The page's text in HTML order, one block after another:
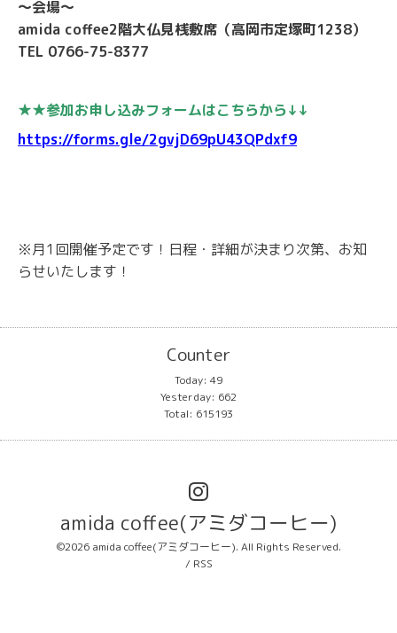
〜会場〜
amida coffee2階大仏見桟敷席（高岡市定塚町1238）
TEL 0766-75-8377
★★参加お申し込みフォームはこちらから↓↓
https://forms.gle/2gvjD69pU43QPdxf9
※月1回開催予定です！日程・詳細が決まり次第、お知
らせいたします！
Counter
Today: 49
Yesterday: 662
Total: 615193
amida coffee(アミダコーヒー)
©2026 amida coffee(アミダコーヒー). All Rights Reserved.
/ RSS